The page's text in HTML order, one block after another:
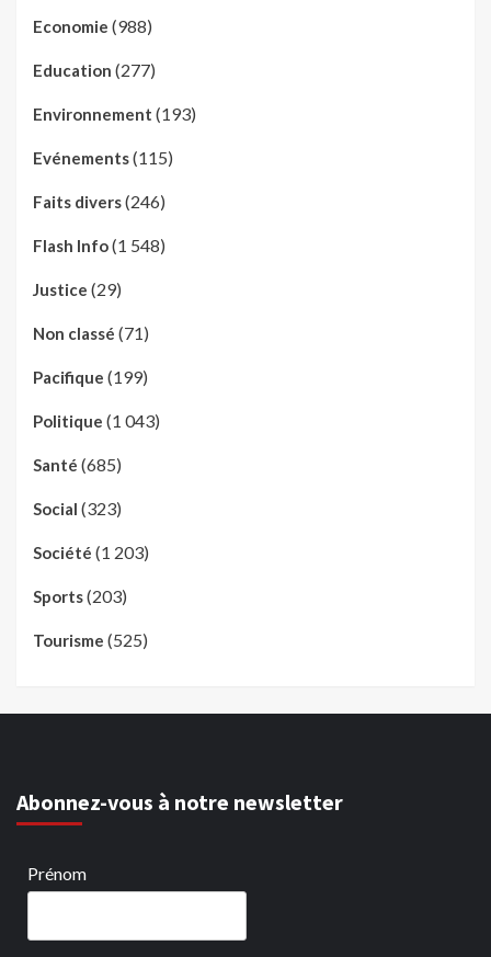
Economie (988)
Education (277)
Environnement (193)
Evénements(115)
Faits divers(246)
Flash Info(1 548)
Justice (29)
Non classé (71)
Pacifique (199)
Politique (1 043)
Santé (685)
Social (323)
Société (1 203)
Sports(203)
Tourisme (525)
Abonnez-vous à notre newsletter
Prénom